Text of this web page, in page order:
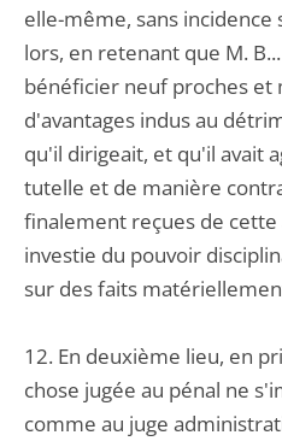
elle-même, sans
lors, en retenant que M.
bénéficier neuf proches et
d'avantages indus au
qu'il dirigeait, et qu'il avait
tutelle et de manière
finalement reçues de
investie du pouvoir
sur des faits
12. En deuxième lieu, en
chose jugée au pénal ne
comme au juge